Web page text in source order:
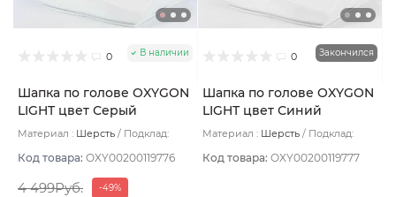
0 В наличии
Шапка по голове OXYGON
LIGHT цвет Серый
Материал : Шерсть
Подклад:
Код товара: OXY00200119776
4 499Руб. -49%
0 Закончился
Шапка по голове OXYGON
LIGHT цвет Синий
Материал : Шерсть
Подклад:
Код товара: OXY00200119777